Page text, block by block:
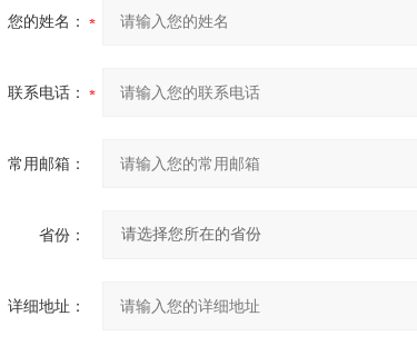
您的姓名：
联系电话：
常用邮箱：
省份：
详细地址：